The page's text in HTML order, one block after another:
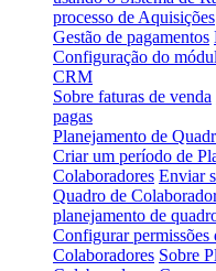
processo de Aquisições
Gestão de pagamentos
Configuração do
CRM
Sobre faturas de venda
pagas
Planejamento de
Criar um período de
Colaboradores Enviar
Quadro de
planejamento de
Configurar permissões
Colaboradores Sobre